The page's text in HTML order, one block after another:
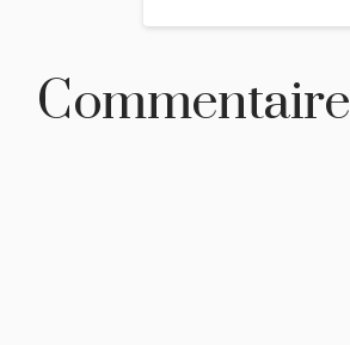
Commentaire